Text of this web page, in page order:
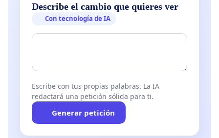
Describe el cambio que quieres ver
Con tecnología de IA
Escribe con tus propias palabras. La IA
redactará una petición sólida para ti.
Generar petición